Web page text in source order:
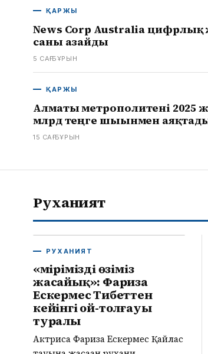
ҚАРЖЫ
News Corp Australia
саны азайды
5 САҒ БҰРЫН
ҚАРЖЫ
Алматы метрополитені 2025
млрд теңге шығынмен
15 САҒ БҰРЫН
Руханият
РУХАНИЯТ
«Өмірімізді өзіміз
жасайық»: Фариза
Ескермес Тибеттен
кейінгі ой-толғауы
туралы
Актриса Фариза Ескермес Қайлас